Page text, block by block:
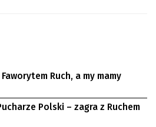
Ruch, a my mamy
Polski – zagra z Ruchem